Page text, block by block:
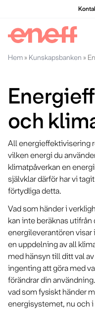
Hem» Kunskapsbanken »
och
All energieffektivisering
vilken energi du
klimatpåverkan en
självklar därför har vi
förtydliga detta.
Vad som händer i
kan inte beräknas
energileverantören visar
en uppdelning av all
med hänsyn till ditt val
ingenting att göra med
förändrar din
vad som fysiskt händer
energisystemet, nu och